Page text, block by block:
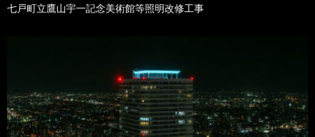
七戸町立鷹山宇一記念美術館等照明改修工事